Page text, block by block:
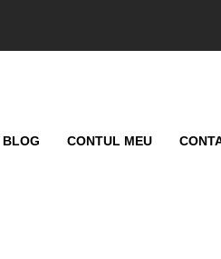
BLOG CONTUL MEU